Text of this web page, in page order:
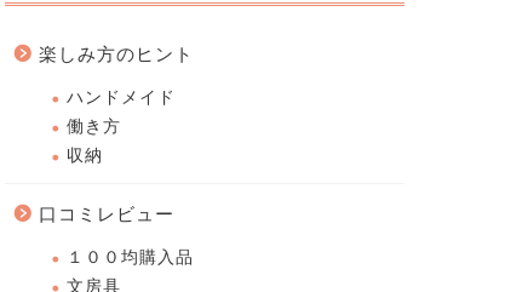
楽しみ方のヒント
ハンドメイド
働き方
収納
口コミレビュー
１００均購入品
文房具